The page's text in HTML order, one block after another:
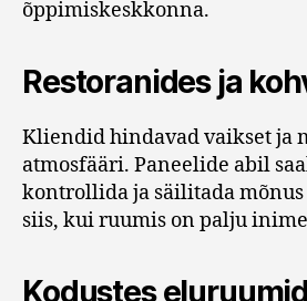
õppimiskeskkonna.
Restoranides ja
Kliendid hindavad vaikset ja
atmosfääri. Paneelide abil
kontrollida ja säilitada
siis, kui ruumis on palju
Kodustes